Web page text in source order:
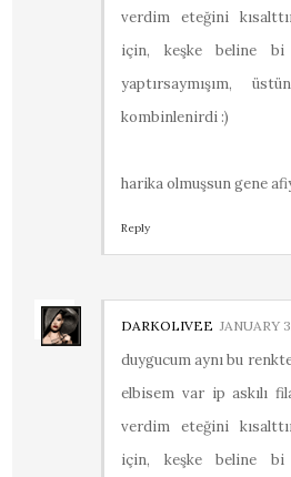
verdim eteğini
için, keşke beline bi
yaptırsaymışım,
kombinlenirdi :)
harika olmuşsun gene
Reply
DARKOLIVEE JANUARY
duygucum aynı bu
elbisem var ip askılı
verdim eteğini
için, keşke beline bi